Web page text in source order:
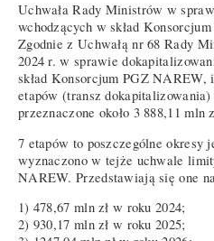
Uchwała Rady Ministrów w
wchodzących w skład
Zgodnie z Uchwałą nr 68 Rady
2024 r. w sprawie
skład Konsorcjum PGZ NAREW,
etapów (transz
przeznaczone około 3 888,11 mln
7 etapów to poszczególne okresy
wyznaczono w tejże uchwale
NAREW. Przedstawiają się one
1) 478,67 mln zł w roku 2024;
2) 930,17 mln zł w roku 2025;